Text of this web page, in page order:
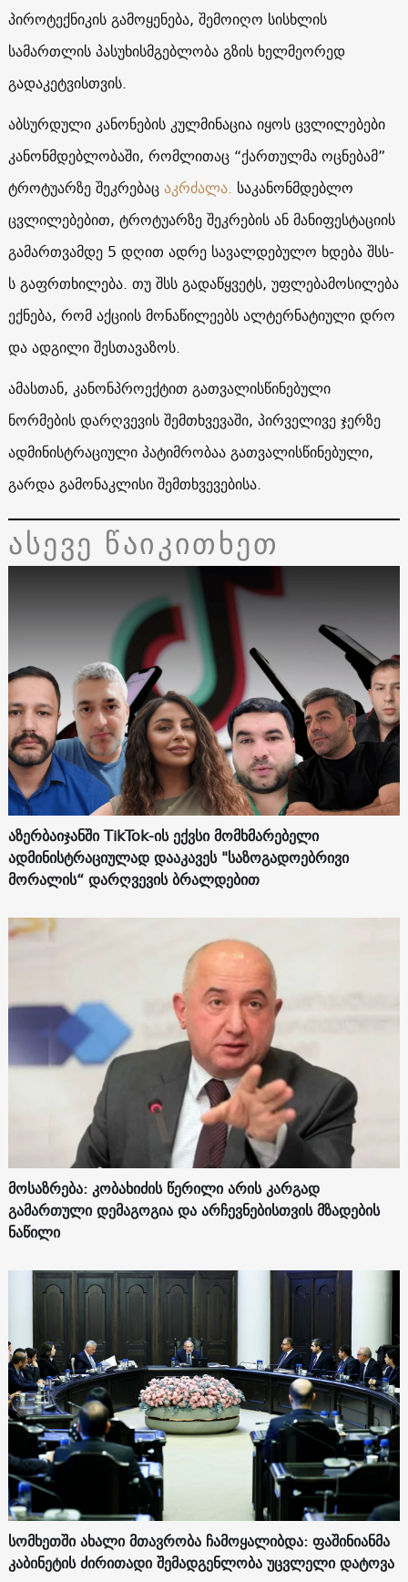
პიროტექნიკის გამოყენება, შემოიღო სისხლის
სამართლის პასუხისმგებლობა გზის ხელმეორედ
გადაკეტვისთვის.
აბსურდული კანონების კულმინაცია იყოს ცვლილებები
კანონმდებლობაში, რომლითაც “ქართულმა ოცნებამ”
ტროტუარზე შეკრებაცაკრძალა. საკანონმდებლო
ცვლილებებით, ტროტუარზე შეკრების ან მანიფესტაციის
გამართვამდე 5 დღით ადრე სავალდებულო ხდება შსს-
ს გაფრთხილება. თუ შსს გადაწყვეტს, უფლებამოსილება
ექნება, რომ აქციის მონაწილეებს ალტერნატიული დრო
და ადგილი შესთავაზოს.
ამასთან, კანონპროექტით გათვალისწინებული
ნორმების დარღვევის შემთხვევაში, პირველივე ჯერზე
ადმინისტრაციული პატიმრობაა გათვალისწინებული,
გარდა გამონაკლისი შემთხვევებისა.
ასევე წაიკითხეთ
აზერბაიჯანში TikTok-ის ექვსი მომხმარებელი
ადმინისტრაციულად დააკავეს "საზოგადოებრივი
მორალის“ დარღვევის ბრალდებით
მოსაზრება: კობახიძის წერილი არის კარგად
გამართული დემაგოგია და არჩევნებისთვის მზადების
ნაწილი
სომხეთში ახალი მთავრობა ჩამოყალიბდა: ფაშინიანმა
კაბინეტის ძირითადი შემადგენლობა უცვლელი დატოვა